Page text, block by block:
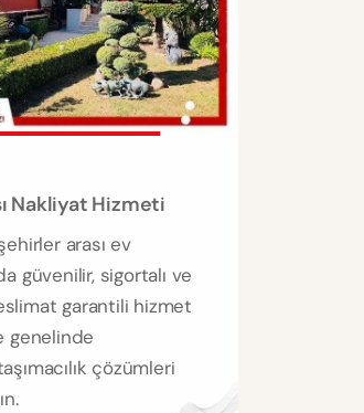
Nakliyat Hizmeti
arası ev
güvenilir, sigortalı ve
garantili hizmet
genelinde
çözümleri